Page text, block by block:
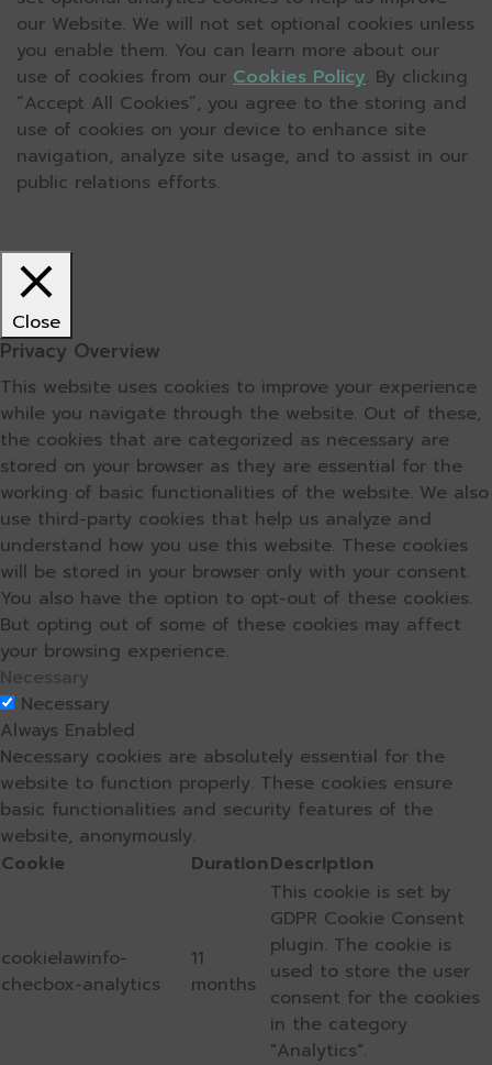
our Website. We will not set optional cookies unless
you enable them. You can learn more about our
use of cookies from our Cookies Policy. By clicking
“Accept All Cookies”, you agree to the storing and
use of cookies on your device to enhance site
navigation, analyze site usage, and to assist in our
public relations efforts.
Close
Privacy Overview
This website uses cookies to improve your experience
while you navigate through the website. Out of these,
the cookies that are categorized as necessary are
stored on your browser as they are essential for the
working of basic functionalities of the website. We also
use third-party cookies that help us analyze and
understand how you use this website. These cookies
will be stored in your browser only with your consent.
You also have the option to opt-out of these cookies.
But opting out of some of these cookies may affect
your browsing experience.
Necessary
Necessary
Always Enabled
Necessary cookies are absolutely essential for the
website to function properly. These cookies ensure
basic functionalities and security features of the
website, anonymously.
Cookie
DurationDescription
cookielawinfo-
checbox-analytics
11
months
This cookie is set by
GDPR Cookie Consent
plugin. The cookie is
used to store the user
consent for the cookies
in the category
"Analytics".